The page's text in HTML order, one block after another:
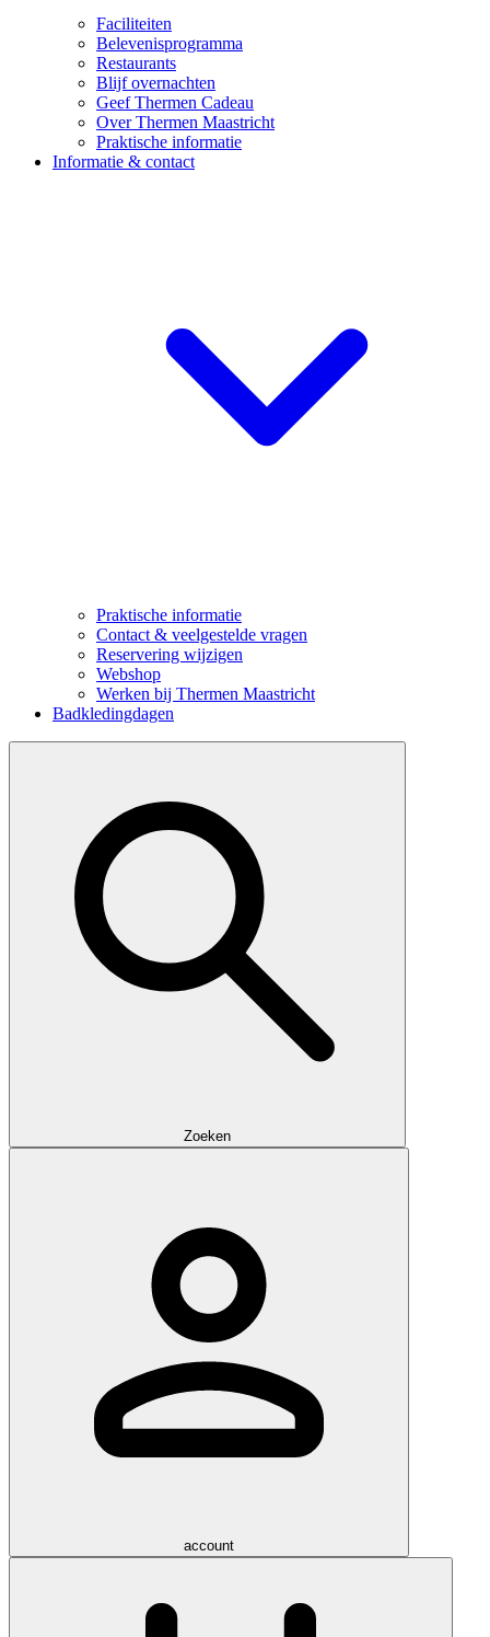
Faciliteiten
Belevenisprogramma
Restaurants
Blijf overnachten
Geef Thermen Cadeau
Over Thermen Maastricht
Praktische informatie
Informatie & contact
Praktische informatie
Contact & veelgestelde vragen
Reservering wijzigen
Webshop
Werken bij Thermen Maastricht
Badkledingdagen
Zoeken
account